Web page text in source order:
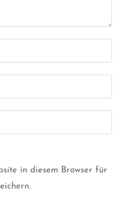
in diesem Browser für